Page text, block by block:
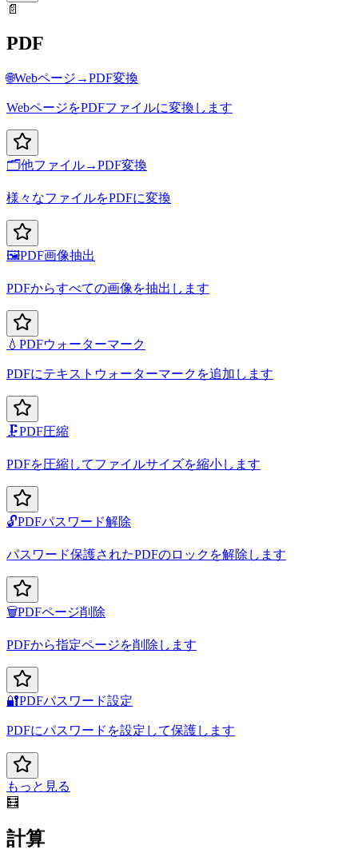
📄
PDF
🌐Webページ→PDF変換
WebページをPDFファイルに変換します
🗂️他ファイル→PDF変換
様々なファイルをPDFに変換
🖼️PDF画像抽出
PDFからすべての画像を抽出します
💧 PDFウォーターマーク
PDFにテキストウォーターマークを追加します
🗜️PDF圧縮
PDFを圧縮してファイルサイズを縮小します
🔓PDFパスワード解除
パスワード保護されたPDFのロックを解除します
🗑️PDFページ削除
PDFから指定ページを削除します
🔐PDFパスワード設定
PDFにパスワードを設定して保護します
もっと見る
🧮
計算